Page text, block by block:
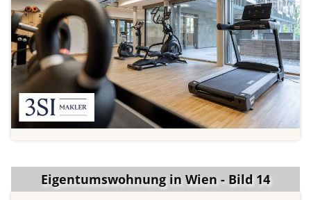
Eigentumswohnung in Wien - Bild 14